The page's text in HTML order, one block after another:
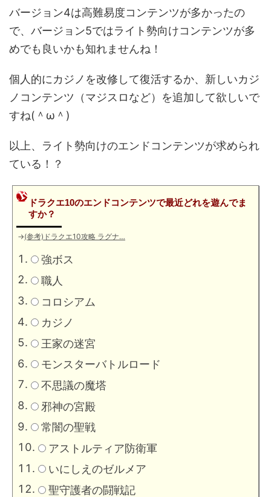
バージョン4は高難易度コンテンツが多かったの
で、バージョン5ではライト勢向けコンテンツが多
めでも良いかも知れませんね！
個人的にカジノを改修して復活するか、新しいカジ
ノコンテンツ（マジスロなど）を追加して欲しいで
すね(＾ω＾)
以上、ライト勢向けのエンドコンテンツが求められ
ている！？
ドラクエ10のエンドコンテンツで最近どれを遊んでま
すか？
→(参考)ドラクエ10攻略 ラグナ…
強ボス
職人
コロシアム
カジノ
王家の迷宮
モンスターバトルロード
不思議の魔塔
邪神の宮殿
常闇の聖戦
アストルティア防衛軍
いにしえのゼルメア
聖守護者の闘戦記